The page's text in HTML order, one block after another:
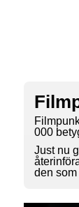
000
Just nu
den som